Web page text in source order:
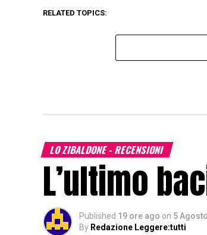
RELATED TOPICS:
LO ZIBALDONE - RECENSIONI
L’ultimo
Published 19 ore ago on 5
By Redazione Leggere:tutti